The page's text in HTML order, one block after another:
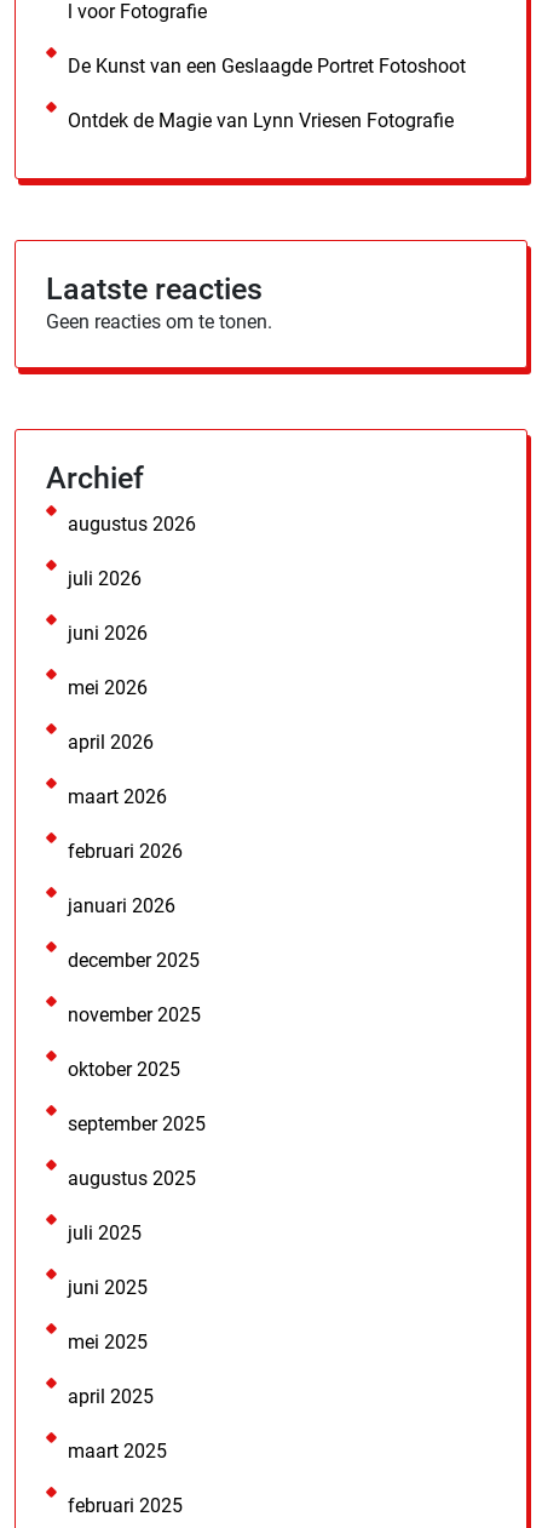
l voor Fotografie
De Kunst van een Geslaagde Portret Fotoshoot
Ontdek de Magie van Lynn Vriesen Fotografie
Laatste reacties
Geen reacties om te tonen.
Archief
augustus 2026
juli 2026
juni 2026
mei 2026
april 2026
maart 2026
februari 2026
januari 2026
december 2025
november 2025
oktober 2025
september 2025
augustus 2025
juli 2025
juni 2025
mei 2025
april 2025
maart 2025
februari 2025